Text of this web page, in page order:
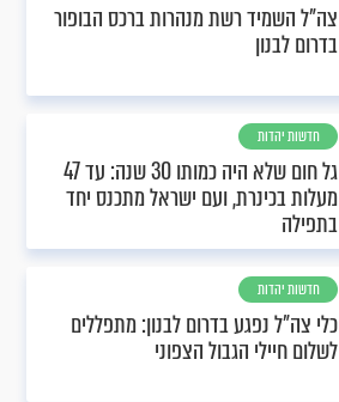
צה"ל השמיד רשת מנהרות ברכס הבופור
בדרום לבנון
חדשות יהדות
גל חום שלא היה כמותו 30 שנה: עד 47
מעלות בכינרת, ועם ישראל מתכנס יחד
בתפילה
חדשות יהדות
כלי צה"ל נפגע בדרום לבנון: מתפללים
לשלום חיילי הגבול הצפוני